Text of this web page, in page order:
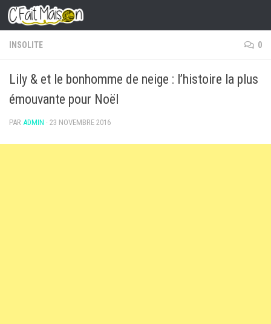
Skip to content
INSOLITE 0
Lily & et le bonhomme de neige : l’histoire la plus
émouvante pour Noël
PAR ADMIN · 23 NOVEMBRE 2016